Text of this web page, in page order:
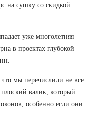
на сушку со скидкой
уже многолетняя
в проектах глубокой
мы перечислили не все
валик, который
особенно если они